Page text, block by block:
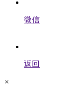
微信
返回
×